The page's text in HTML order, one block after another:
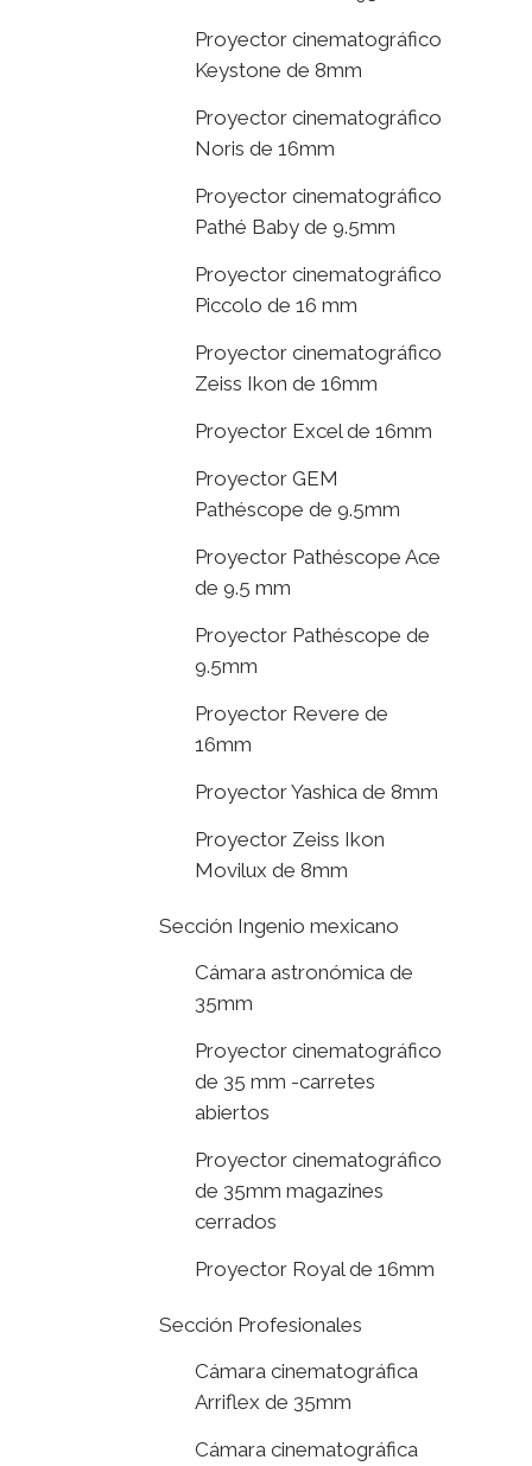
Proyector cinematográfico
Keystone de 8mm
Proyector cinematográfico
Noris de 16mm
Proyector cinematográfico
Pathé Baby de 9.5mm
Proyector cinematográfico
Piccolo de 16 mm
Proyector cinematográfico
Zeiss Ikon de 16mm
Proyector Excel de 16mm
Proyector GEM
Pathéscope de 9.5mm
Proyector Pathéscope Ace
de 9.5 mm
Proyector Pathéscope de
9.5mm
Proyector Revere de
16mm
Proyector Yashica de 8mm
Proyector Zeiss Ikon
Movilux de 8mm
Sección Ingenio mexicano
Cámara astronómica de
35mm
Proyector cinematográfico
de 35 mm -carretes
abiertos
Proyector cinematográfico
de 35mm magazines
cerrados
Proyector Royal de 16mm
Sección Profesionales
Cámara cinematográfica
Arriflex de 35mm
Cámara cinematográfica